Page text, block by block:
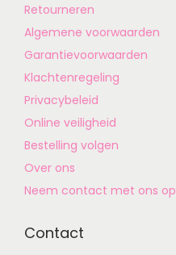
Retourneren
Algemene voorwaarden
Garantievoorwaarden
Klachtenregeling
Privacybeleid
Online veiligheid
Bestelling volgen
Over ons
Neem contact met ons op
Contact